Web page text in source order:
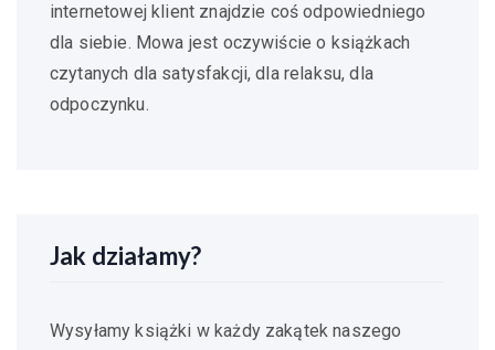
internetowej klient znajdzie coś odpowiedniego
dla siebie. Mowa jest oczywiście o książkach
czytanych dla satysfakcji, dla relaksu, dla
odpoczynku.
Jak działamy?
Wysyłamy książki w każdy zakątek naszego